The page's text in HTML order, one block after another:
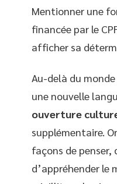
Mentionner une
financée par le
afficher sa
Au-delà du
une nouvelle
ouverture
supplémentaire.
façons de penser,
d’appréhender le